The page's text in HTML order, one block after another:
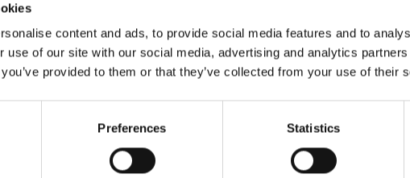
content and ads, to provide social media features and to
use of our site with our social media, advertising and analytics
provided to them or that they’ve collected from your use of their
Preferences Statistics